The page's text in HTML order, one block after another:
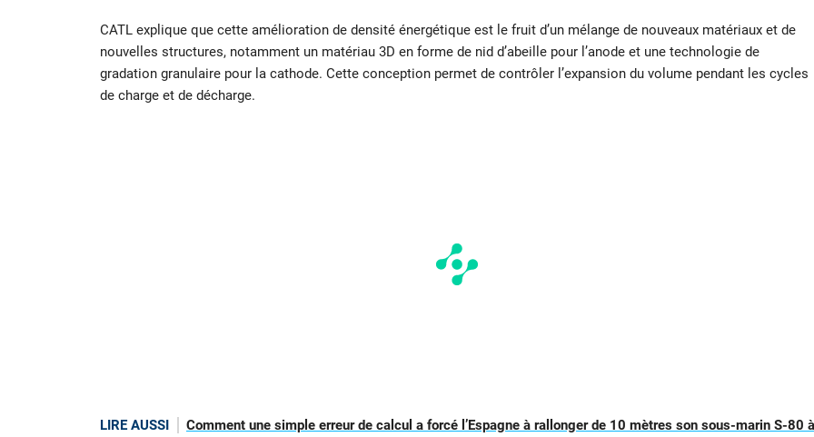
CATL explique que cette amélioration de densité énergétique est le fruit d’un mélange de nouveaux matériaux et de
nouvelles structures, notamment un matériau 3D en forme de nid d’abeille pour l’anode et une technologie de
gradation granulaire pour la cathode. Cette conception permet de contrôler l’expansion du volume pendant les cycles
de charge et de décharge.
LIRE AUSSI
Comment une simple erreur de calcul a forcé l’Espagne à rallonger de 10 mètres son sous-marin S-80 à